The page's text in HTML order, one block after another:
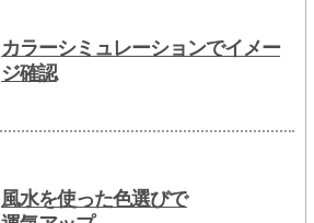
カラーシミュレーションでイメー
ジ確認
風水を使った色選びで